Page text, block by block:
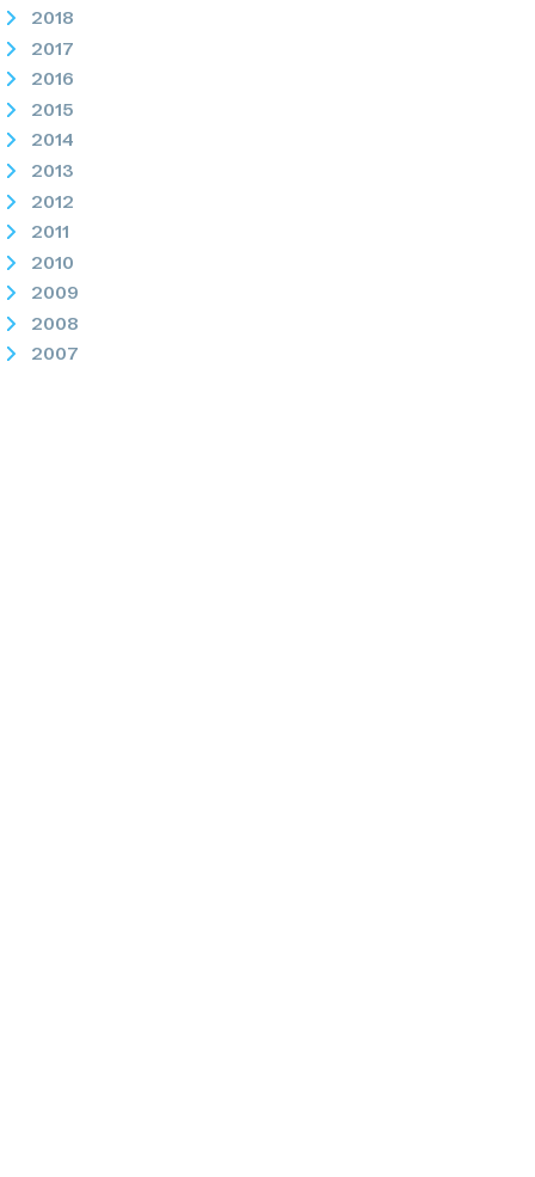
2018
2017
2016
2015
2014
2013
2012
2011
2010
2009
2008
2007